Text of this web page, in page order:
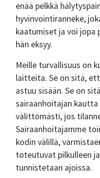
enää pelkkä
hyvinvointiranneke,
kaatumiset ja voi jopa
hän eksyy.
Meille turvallisuus on
laitteita. Se on sitä,
astuu sisään. Se on
sairaanhoitajan
välittömästi, jos
Sairaanhoitajamme
kodin välillä,
toteutuvat pilkulleen
tunnistetaan ajoissa.